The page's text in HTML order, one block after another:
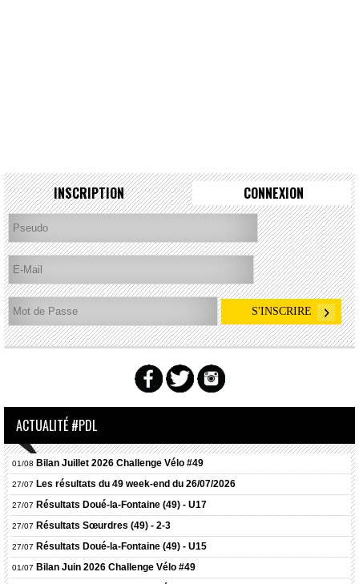
INSCRIPTION CONNEXION
ACTUALITÉ #PDL
01/08 Bilan Juillet 2026 Challenge Vélo #49
27/07 Les résultats du 49 week-end du 26/07/2026
27/07 Résultats Doué-la-Fontaine (49) - U17
27/07 Résultats Sœurdres (49) - 2-3
27/07 Résultats Doué-la-Fontaine (49) - U15
01/07 Bilan Juin 2026 Challenge Vélo #49